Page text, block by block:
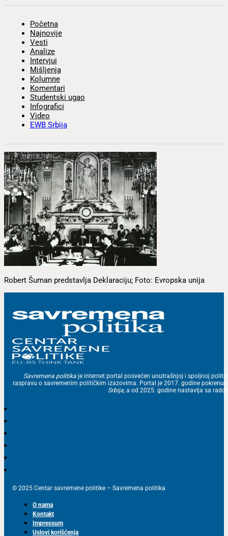
Početna
Najnovije
Vesti
Analize
Intervjui
Mišljenja
Kolumne
Komentari
Studentski ugao
Infografici
Video
EWB Srbija
Robert Šuman predstavlja Deklaraciju; Foto: Evropska unija
Savremena politika je internet portal posvećen unutrašnjoj i spoljnoj
raspravu o savremenim političkim izazovima. Portal je 2017. godine
Srbija , a od 2025. godine nastavlja sa
© 2025 Centar savremene politike – Savremena politika
O nama
Kontakt
Impressum
Uslovi korišćenja